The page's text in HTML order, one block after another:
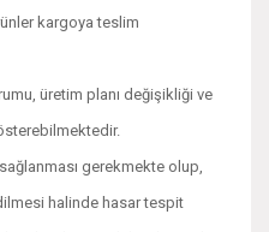
kargoya teslim
üretim planı değişikliği ve
gerekmekte olup,
halinde hasar tespit